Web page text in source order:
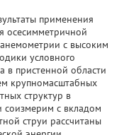
применения
осесимметричной
с высоким
условного
в пристенной области
крупномасштабных
структур в
соизмерим с вкладом
струи рассчитаны